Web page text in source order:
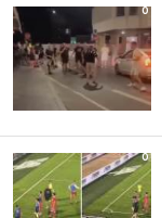
0
0